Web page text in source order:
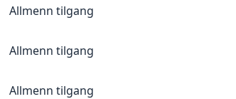
Allmenn tilgang
Allmenn tilgang
Allmenn tilgang